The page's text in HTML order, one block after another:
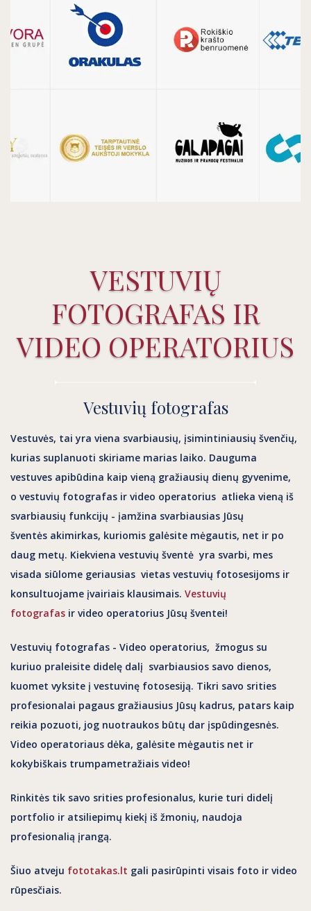
VESTUVIŲ
FOTOGRAFAS IR
VIDEO OPERATORIUS
Vestuvių fotografas
Vestuvės, tai yra viena svarbiausių, įsimintiniausių švenčių,
kurias suplanuoti skiriame marias laiko. Dauguma
vestuves apibūdina kaip vieną gražiausių dienų gyvenime,
o vestuvių fotografas ir video operatorius atlieka vieną iš
svarbiausių funkcijų - įamžina svarbiausias Jūsų
šventės akimirkas, kuriomis galėsite mėgautis, net ir po
daug metų. Kiekviena vestuvių šventė yra svarbi, mes
visada siūlome geriausias vietas vestuvių fotosesijoms ir
konsultuojame įvairiais klausimais. Vestuvių
fotografas ir video operatorius Jūsų šventei!
Vestuvių fotografas - Video operatorius, žmogus su
kuriuo praleisite didelę dalį svarbiausios savo dienos,
kuomet vyksite į vestuvinę fotosesiją. Tikri savo srities
profesionalai pagaus gražiausius Jūsų kadrus, patars kaip
reikia pozuoti, jog nuotraukos būtų dar įspūdingesnės.
Video operatoriaus dėka, galėsite mėgautis net ir
kokybiškais trumpametražiais video!
Rinkitės tik savo srities profesionalus, kurie turi didelį
portfolio ir atsiliepimų kiekį iš žmonių, naudoja
profesionalią įrangą.
Šiuo atveju fototakas.lt gali pasirūpinti visais foto ir video
rūpesčiais.